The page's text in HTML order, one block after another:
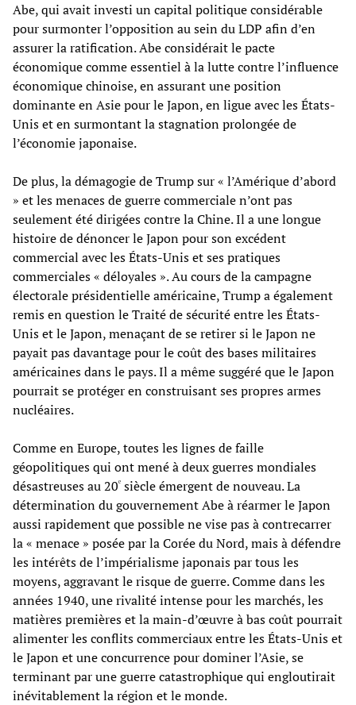
Abe, qui avait investi un capital politique considérable
pour surmonter l’opposition au sein du LDP afin d’en
assurer la ratification. Abe considérait le pacte
économique comme essentiel à la lutte contre l’influence
économique chinoise, en assurant une position
dominante en Asie pour le Japon, en ligue avec les États-
Unis et en surmontant la stagnation prolongée de
l’économie japonaise.
De plus, la démagogie de Trump sur « l’Amérique d’abord
» et les menaces de guerre commerciale n’ont pas
seulement été dirigées contre la Chine. Il a une longue
histoire de dénoncer le Japon pour son excédent
commercial avec les États-Unis et ses pratiques
commerciales « déloyales ». Au cours de la campagne
électorale présidentielle américaine, Trump a également
remis en question le Traité de sécurité entre les États-
Unis et le Japon, menaçant de se retirer si le Japon ne
payait pas davantage pour le coût des bases militaires
américaines dans le pays. Il a même suggéré que le Japon
pourrait se protéger en construisant ses propres armes
nucléaires.
Comme en Europe, toutes les lignes de faille
géopolitiques qui ont mené à deux guerres mondiales
désastreuses au 20ᵉ siècle émergent de nouveau. La
détermination du gouvernement Abe à réarmer le Japon
aussi rapidement que possible ne vise pas à contrecarrer
la « menace » posée par la Corée du Nord, mais à défendre
les intérêts de l’impérialisme japonais par tous les
moyens, aggravant le risque de guerre. Comme dans les
années 1940, une rivalité intense pour les marchés, les
matières premières et la main-d’œuvre à bas coût pourrait
alimenter les conflits commerciaux entre les États-Unis et
le Japon et une concurrence pour dominer l’Asie, se
terminant par une guerre catastrophique qui engloutirait
inévitablement la région et le monde.